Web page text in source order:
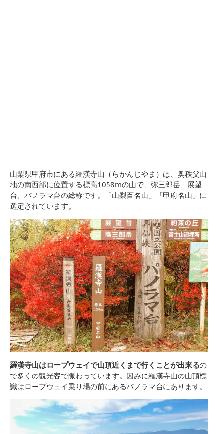
山梨県甲府市にある羅漢寺山（らかんじやま）は、奥秩父山
地の南西部に位置する標高1058mの山で、弥三郎岳、展望
台、パノラマ台の総称です。「山梨百名山」「甲府名山」に
選定されています。
羅漢寺山はロープウェイで山頂近くまで行くことが出来るの
で多くの観光客で賑わっています。因みに羅漢寺山の山頂標
識はロープウェイ乗り場の前にあるパノラマ台にあります。